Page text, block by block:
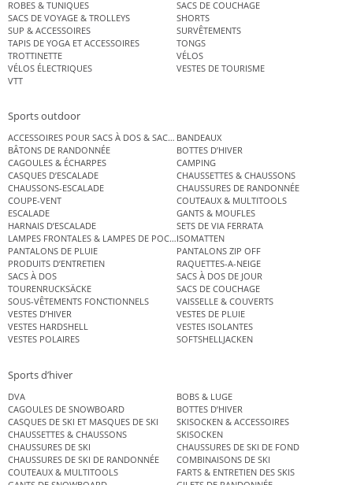
ROBES & TUNIQUES
SACS DE COUCHAGE
SACS DE VOYAGE & TROLLEYS
SHORTS
SUP & ACCESSOIRES
SURVÊTEMENTS
TAPIS DE YOGA ET ACCESSOIRES
TONGS
TROTTINETTE
VÉLOS
VÉLOS ÉLECTRIQUES
VESTES DE TOURISME
VTT
Sports outdoor
ACCESSOIRES POUR SACS À DOS & SACS ÉTANCHES
BANDEAUX
BÂTONS DE RANDONNÉE
BOTTES D’HIVER
CAGOULES & ÉCHARPES
CAMPING
CASQUES D’ESCALADE
CHAUSSETTES & CHAUSSONS
CHAUSSONS-ESCALADE
CHAUSSURES DE RANDONNÉE
COUPE-VENT
COUTEAUX & MULTITOOLS
ESCALADE
GANTS & MOUFLES
HARNAIS D’ESCALADE
SETS DE VIA FERRATA
LAMPES FRONTALES & LAMPES DE POCHEISOMATTEN
PANTALONS DE PLUIE
PANTALONS ZIP OFF
PRODUITS D’ENTRETIEN
RAQUETTES-A-NEIGE
SACS À DOS
SACS À DOS DE JOUR
TOURENRUCKSÄCKE
SACS DE COUCHAGE
SOUS-VÊTEMENTS FONCTIONNELS
VAISSELLE & COUVERTS
VESTES D’HIVER
VESTES DE PLUIE
VESTES HARDSHELL
VESTES ISOLANTES
VESTES POLAIRES
SOFTSHELLJACKEN
Sports d’hiver
DVA
BOBS & LUGE
CAGOULES DE SNOWBOARD
BOTTES D’HIVER
CASQUES DE SKI ET MASQUES DE SKI
SKISOCKEN & ACCESSOIRES
CHAUSSETTES & CHAUSSONS
SKISOCKEN
CHAUSSURES DE SKI
CHAUSSURES DE SKI DE FOND
CHAUSSURES DE SKI DE RANDONNÉE
COMBINAISONS DE SKI
COUTEAUX & MULTITOOLS
FARTS & ENTRETIEN DES SKIS